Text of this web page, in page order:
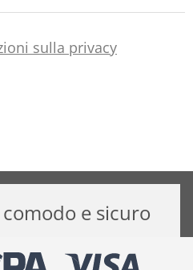
sulla privacy
e sicuro